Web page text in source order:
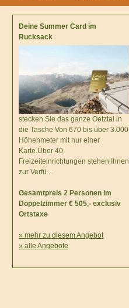
Deine Summer Card im
Rucksack
stecken Sie das ganze Oetztal in
die Tasche Von 670 bis über 3.000
Höhenmeter mit nur einer
Karte.Über 40
Freizeiteinrichtungen stehen Ihnen
zur Verfü ...
Gesamtpreis 2 Personen im
Doppelzimmer € 505,- exclusiv
Ortstaxe
» mehr zu diesem Angebot
» alle Angebote